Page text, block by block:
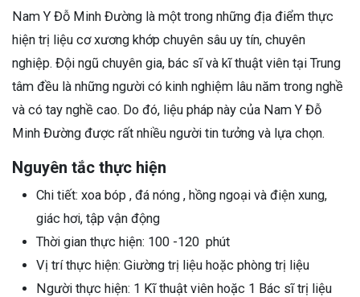
Nam Y Đỗ Minh Đường là một trong những địa điểm thực
hiện trị liệu cơ xương khớp chuyên sâu uy tín, chuyên
nghiệp. Đội ngũ chuyên gia, bác sĩ và kĩ thuật viên tại Trung
tâm đều là những người có kinh nghiệm lâu năm trong nghề
và có tay nghề cao. Do đó, liệu pháp này của Nam Y Đỗ
Minh Đường được rất nhiều người tin tưởng và lựa chọn.
Nguyên tắc thực hiện
Chi tiết: xoa bóp , đá nóng , hồng ngoại và điện xung,
giác hơi, tập vận động
Thời gian thực hiện: 100 -120 phút
Vị trí thực hiện: Giường trị liệu hoặc phòng trị liệu
Người thực hiện: 1 Kĩ thuật viên hoặc 1 Bác sĩ trị liệu